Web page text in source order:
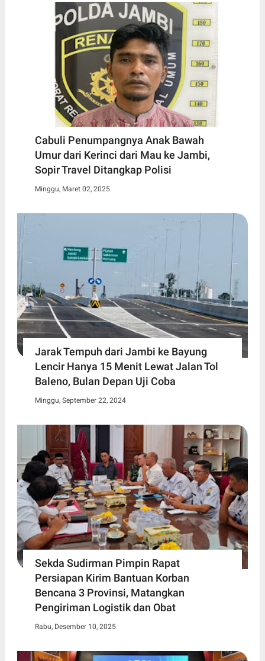
Cabuli Penumpangnya Anak Bawah
Umur dari Kerinci dari Mau ke Jambi,
Sopir Travel Ditangkap Polisi
Minggu, Maret 02, 2025
Jarak Tempuh dari Jambi ke Bayung
Lencir Hanya 15 Menit Lewat Jalan Tol
Baleno, Bulan Depan Uji Coba
Minggu, September 22, 2024
Sekda Sudirman Pimpin Rapat
Persiapan Kirim Bantuan Korban
Bencana 3 Provinsi, Matangkan
Pengiriman Logistik dan Obat
Rabu, Desember 10, 2025